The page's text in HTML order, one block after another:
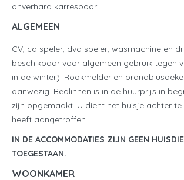
onverhard karrespoor.
ALGEMEEN
CV, cd speler, dvd speler, wasmachine en
beschikbaar voor algemeen gebruik tegen
in de winter). Rookmelder en
aanwezig. Bedlinnen is in de huurprijs in
zijn opgemaakt. U dient het huisje achter
heeft aangetroffen.
IN DE ACCOMMODATIES ZIJN GEEN
TOEGESTAAN.
WOONKAMER